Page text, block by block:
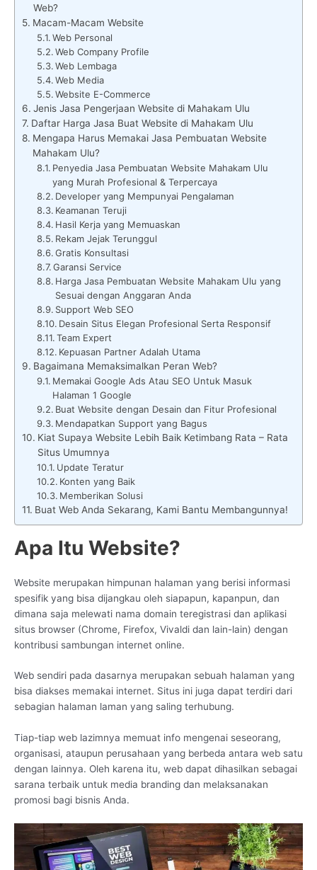
Web?
Macam-Macam Website
Web Personal
Web Company Profile
Web Lembaga
Web Media
Website E-Commerce
Jenis Jasa Pengerjaan Website di Mahakam Ulu
Daftar Harga Jasa Buat Website di Mahakam Ulu
Mengapa Harus Memakai Jasa Pembuatan Website
Mahakam Ulu?
Penyedia Jasa Pembuatan Website Mahakam Ulu
yang Murah Profesional & Terpercaya
Developer yang Mempunyai Pengalaman
Keamanan Teruji
Hasil Kerja yang Memuaskan
Rekam Jejak Terunggul
Gratis Konsultasi
Garansi Service
Harga Jasa Pembuatan Website Mahakam Ulu yang
Sesuai dengan Anggaran Anda
Support Web SEO
Desain Situs Elegan Profesional Serta Responsif
Team Expert
Kepuasan Partner Adalah Utama
Bagaimana Memaksimalkan Peran Web?
Memakai Google Ads Atau SEO Untuk Masuk
Halaman 1 Google
Buat Website dengan Desain dan Fitur Profesional
Mendapatkan Support yang Bagus
Kiat Supaya Website Lebih Baik Ketimbang Rata – Rata
Situs Umumnya
Update Teratur
Konten yang Baik
Memberikan Solusi
Buat Web Anda Sekarang, Kami Bantu Membangunnya!
Apa Itu Website?
Website merupakan himpunan halaman yang berisi informasi
spesifik yang bisa dijangkau oleh siapapun, kapanpun, dan
dimana saja melewati nama domain teregistrasi dan aplikasi
situs browser (Chrome, Firefox, Vivaldi dan lain-lain) dengan
kontribusi sambungan internet online.
Web sendiri pada dasarnya merupakan sebuah halaman yang
bisa diakses memakai internet. Situs ini juga dapat terdiri dari
sebagian halaman laman yang saling terhubung.
Tiap-tiap web lazimnya memuat info mengenai seseorang,
organisasi, ataupun perusahaan yang berbeda antara web satu
dengan lainnya. Oleh karena itu, web dapat dihasilkan sebagai
sarana terbaik untuk media branding dan melaksanakan
promosi bagi bisnis Anda.